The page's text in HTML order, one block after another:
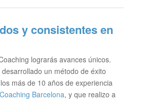
y consistentes en
lograrás avances únicos.
un método de éxito
más de 10 años de experiencia
Barcelona, y que realizo a